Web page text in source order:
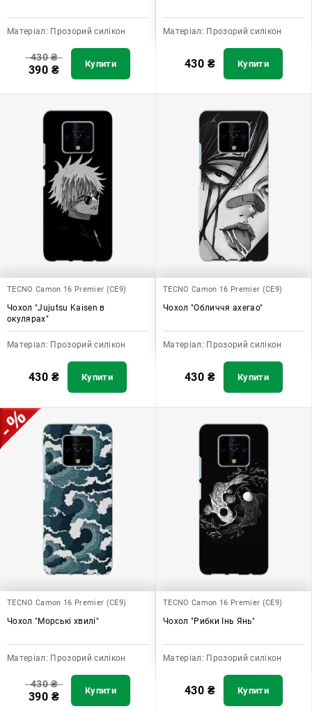
Матеріал: Прозорий силікон
430₴
390 ₴ Купити
Матеріал: Прозорий силікон
430 ₴ Купити
TECNO Camon 16 Premier (CE9)
Чохол "Jujutsu Kaisen в
окулярах"
Матеріал: Прозорий силікон
430 ₴ Купити
TECNO Camon 16 Premier (CE9)
Чохол "Обличчя ахегао"
Матеріал: Прозорий силікон
430 ₴ Купити
TECNO Camon 16 Premier (CE9)
Чохол "Морські хвилі"
Матеріал: Прозорий силікон
430₴
390 ₴ Купити
TECNO Camon 16 Premier (CE9)
Чохол "Рибки Інь Янь"
Матеріал: Прозорий силікон
430 ₴ Купити